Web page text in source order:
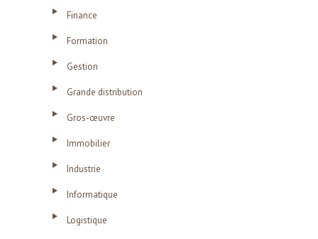
Finance
Formation
Gestion
Grande distribution
Gros-œuvre
Immobilier
Industrie
Informatique
Logistique